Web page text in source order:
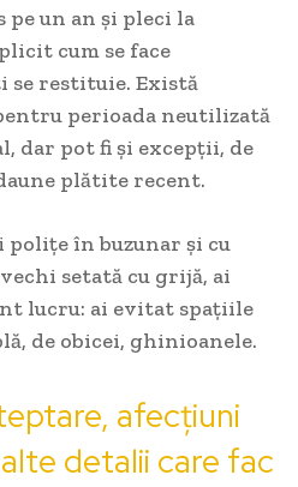
pe un an și pleci la
cum se face
se restituie. Există
perioada neutilizată
dar pot fi și excepții, de
plătite recent.
polițe în buzunar și cu
setată cu grijă, ai
lucru: ai evitat spațiile
de obicei, ghinioanele.
afecțiuni
detalii care fac